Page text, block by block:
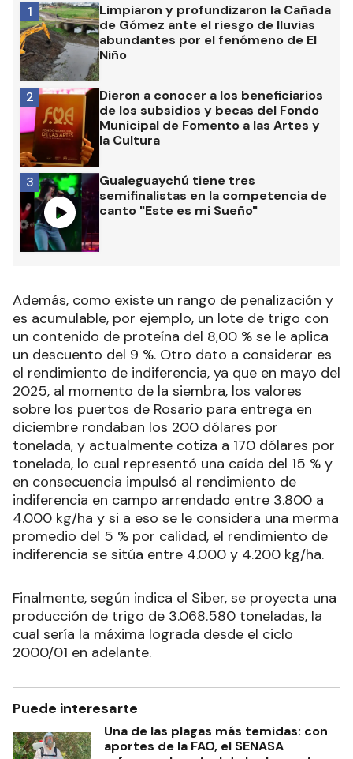
Limpiaron y profundizaron la Cañada
de Gómez ante el riesgo de lluvias
abundantes por el fenómeno de El
Niño
1
Dieron a conocer a los beneficiarios
de los subsidios y becas del Fondo
Municipal de Fomento a las Artes y
la Cultura
2
Gualeguaychú tiene tres
semifinalistas en la competencia de
canto "Este es mi Sueño"
3
Además, como existe un rango de penalización y
es acumulable, por ejemplo, un lote de trigo con
un contenido de proteína del 8,00 % se le aplica
un descuento del 9 %. Otro dato a considerar es
el rendimiento de indiferencia, ya que en mayo del
2025, al momento de la siembra, los valores
sobre los puertos de Rosario para entrega en
diciembre rondaban los 200 dólares por
tonelada, y actualmente cotiza a 170 dólares por
tonelada, lo cual representó una caída del 15 % y
en consecuencia impulsó al rendimiento de
indiferencia en campo arrendado entre 3.800 a
4.000 kg/ha y si a eso se le considera una merma
promedio del 5 % por calidad, el rendimiento de
indiferencia se sitúa entre 4.000 y 4.200 kg/ha.
Finalmente, según indica el Siber, se proyecta una
producción de trigo de 3.068.580 toneladas, la
cual sería la máxima lograda desde el ciclo
2000/01 en adelante.
Puede interesarte
Una de las plagas más temidas: con
aportes de la FAO, el SENASA